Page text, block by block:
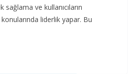
ve kullanıcıların
konularında liderlik yapar. Bu